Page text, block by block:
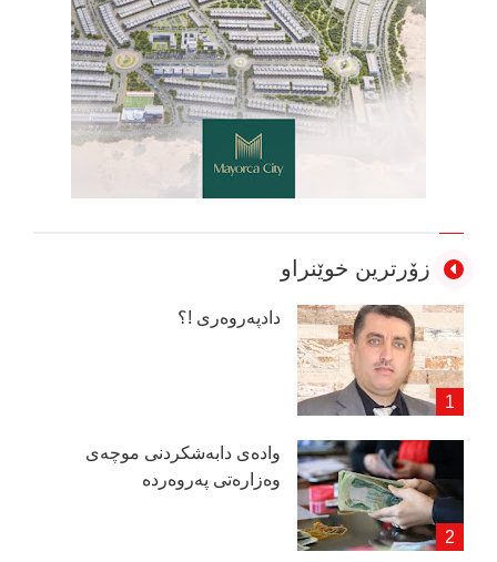
زۆرترین خوێنراو
دادپەروەری !؟
وادەی دابەشكردنی موچەی
وەزارەتی پەروەردە